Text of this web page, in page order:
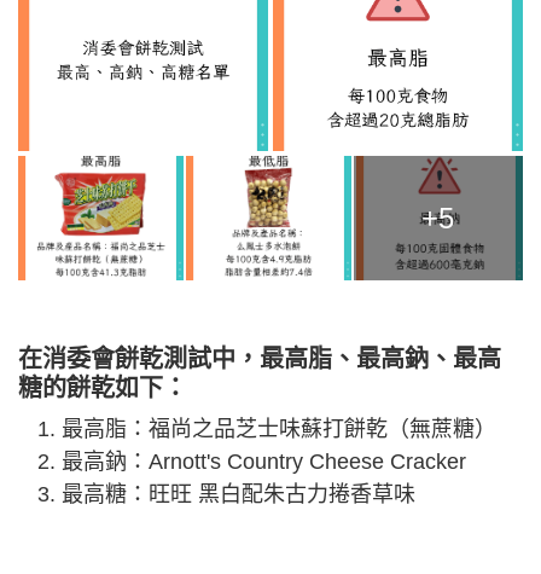
+5
在消委會餅乾測試中，最高脂、最高鈉、最高
糖的餅乾如下：
最高脂：福尚之品芝士味蘇打餅乾（無蔗糖）
最高鈉：Arnott's Country Cheese Cracker
最高糖：旺旺 黑白配朱古力捲香草味